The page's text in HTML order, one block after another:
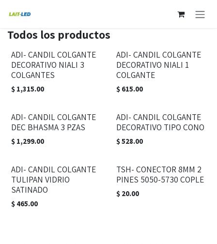
Todos los productos
ADI- CANDIL COLGANTE
DECORATIVO NIALI 3
COLGANTES
$ 1,315.00
ADI- CANDIL COLGANTE
DECORATIVO NIALI 1
COLGANTE
$ 615.00
ADI- CANDIL COLGANTE
DEC BHASMA 3 PZAS
$ 1,299.00
ADI- CANDIL COLGANTE
DECORATIVO TIPO CONO
$528.00
ADI- CANDIL COLGANTE
TULIPAN VIDRIO
SATINADO
$ 465.00
TSH- CONECTOR 8MM 2
PINES 5050-5730 COPLE
$ 20.00